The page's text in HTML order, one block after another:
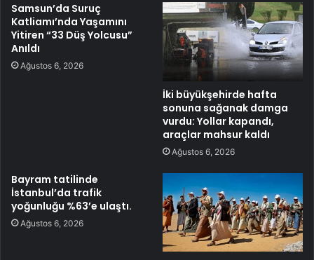
Samsun’da Suruç
Katliamı’nda Yaşamını
Yitiren “33 Düş Yolcusu”
Anıldı
Ağustos 6, 2026
İki büyükşehirde hafta
sonuna sağanak damga
vurdu: Yollar kapandı,
araçlar mahsur kaldı
Ağustos 6, 2026
Bayram tatilinde
İstanbul’da trafik
yoğunluğu %63’e ulaştı.
Ağustos 6, 2026